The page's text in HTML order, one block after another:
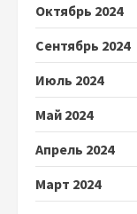
Октябрь 2024
Сентябрь 2024
Июль 2024
Май 2024
Апрель 2024
Март 2024